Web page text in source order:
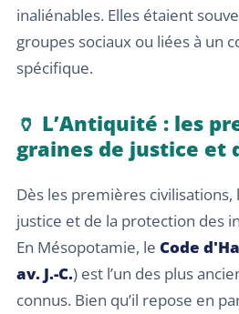
inaliénables. Elles étaient
groupes sociaux ou liées à un
spécifique.
🏺 L’Antiquité : les
graines de justice et
Dès les premières civilisations,
justice et de la protection des
En Mésopotamie, le Code
av. J.-C.) est l’un des plus
connus. Bien qu’il repose en